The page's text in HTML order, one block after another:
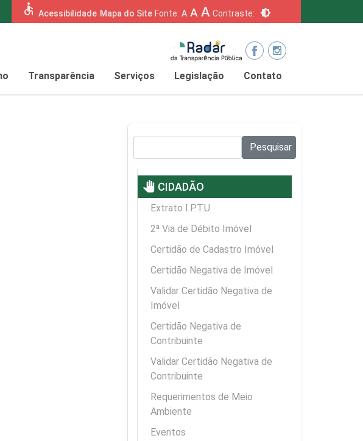
accessible Acessibilidade Mapa do Site Fonte: A A A Contraste: brightness_6
Transparência Serviços Legislação Contato
Pesquisar
pan_tool CIDADÃO
Extrato I.P.T.U
2ª Via de Débito Imóvel
Certidão de Cadastro Imóvel
Certidão Negativa de Imóvel
Validar Certidão Negativa de
Imóvel
Certidão Negativa de
Contribuinte
Validar Certidão Negativa de
Contribuinte
Requerimentos de Meio
Ambiente
Eventos